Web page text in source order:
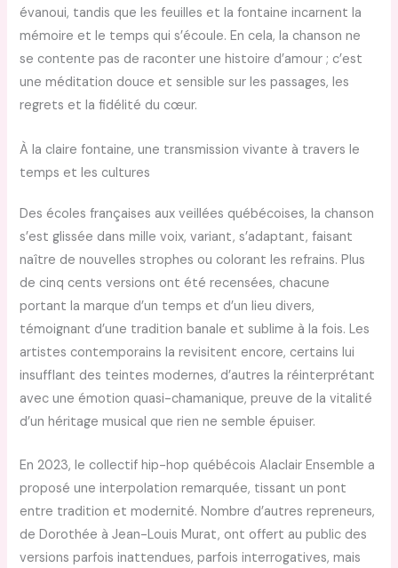
évanoui, tandis que les feuilles et la fontaine incarnent la
mémoire et le temps qui s’écoule. En cela, la chanson ne
se contente pas de raconter une histoire d’amour ; c’est
une méditation douce et sensible sur les passages, les
regrets et la fidélité du cœur.
À la claire fontaine, une transmission vivante à travers le
temps et les cultures
Des écoles françaises aux veillées québécoises, la chanson
s’est glissée dans mille voix, variant, s’adaptant, faisant
naître de nouvelles strophes ou colorant les refrains. Plus
de cinq cents versions ont été recensées, chacune
portant la marque d’un temps et d’un lieu divers,
témoignant d’une tradition banale et sublime à la fois. Les
artistes contemporains la revisitent encore, certains lui
insufflant des teintes modernes, d’autres la réinterprétant
avec une émotion quasi-chamanique, preuve de la vitalité
d’un héritage musical que rien ne semble épuiser.
En 2023, le collectif hip-hop québécois Alaclair Ensemble a
proposé une interpolation remarquée, tissant un pont
entre tradition et modernité. Nombre d’autres repreneurs,
de Dorothée à Jean-Louis Murat, ont offert au public des
versions parfois inattendues, parfois interrogatives, mais